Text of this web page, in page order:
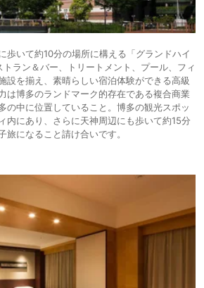
歩いて約10分の場所に構える「グランドハイ
ラン＆バー、トリートメント、プール、フィ
設を揃え、素晴らしい宿泊体験ができる高級
は博多のランドマーク的存在である複合商業
の中に位置していること。博多の観光スポッ
内にあり、さらに天神周辺にも歩いて約15分
旅になること請け合いです。